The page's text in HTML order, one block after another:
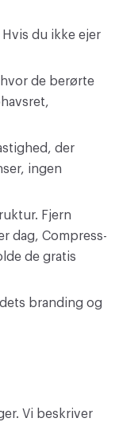
du ikke ejer
de berørte
der
ingen
Fjern
dag, Compress-
de gratis
branding og
Vi beskriver